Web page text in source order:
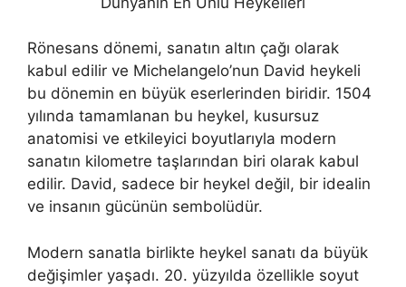
Rönesans dönemi, sanatın altın çağı olarak
kabul edilir ve Michelangelo’nun David heykeli
bu dönemin en büyük eserlerinden biridir. 1504
yılında tamamlanan bu heykel, kusursuz
anatomisi ve etkileyici boyutlarıyla modern
sanatın kilometre taşlarından biri olarak kabul
edilir. David, sadece bir heykel değil, bir idealin
ve insanın gücünün sembolüdür.
Modern sanatla birlikte heykel sanatı da büyük
değişimler yaşadı. 20. yüzyılda özellikle soyut